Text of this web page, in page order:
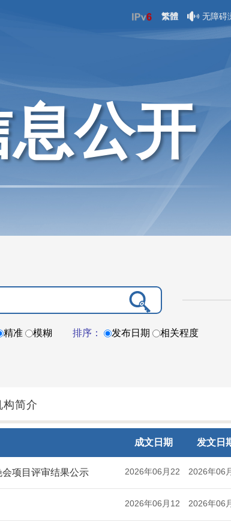
繁體 无障碍
公开
精准 模糊 排序： 发布日期 相关程度
构简介
成文日期 发文日
项目评审结果公示
2026年06月22
日
2026年06
日
2026年06月12
日
2026年06
日